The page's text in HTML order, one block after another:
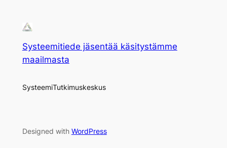
Systeemitiede jäsentää käsitystämme
maailmasta
SysteemiTutkimuskeskus
Designed with WordPress